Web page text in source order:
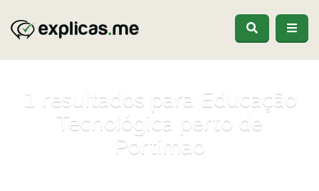
1 resultados para Educação
Tecnológica perto de
Portimao